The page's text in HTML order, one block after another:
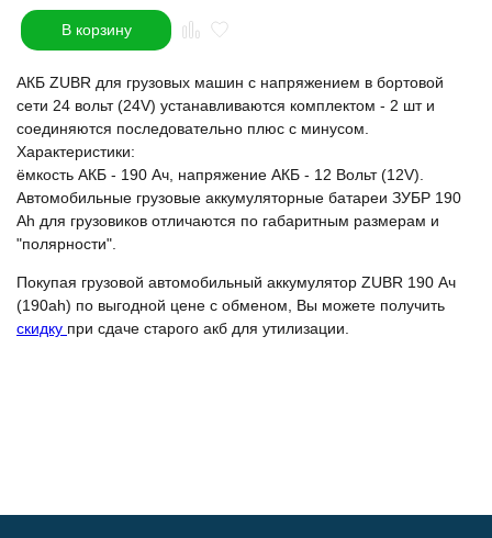
В корзину
АКБ ZUBR для грузовых машин с напряжением в бортовой
сети 24 вольт (24V) устанавливаются комплектом - 2 шт и
соединяются последовательно плюс с минусом.
Характеристики:
ёмкость АКБ - 190 Ач, напряжение АКБ - 12 Вольт (12V).
Автомобильные грузовые аккумуляторные батареи ЗУБР 190
Ah для грузовиков отличаются по габаритным размерам и
"полярности".
Покупая грузовой автомобильный аккумулятор ZUBR 190 Ач
(190ah) по выгодной цене с обменом, Вы можете получить
скидку при сдаче старого акб для утилизации.